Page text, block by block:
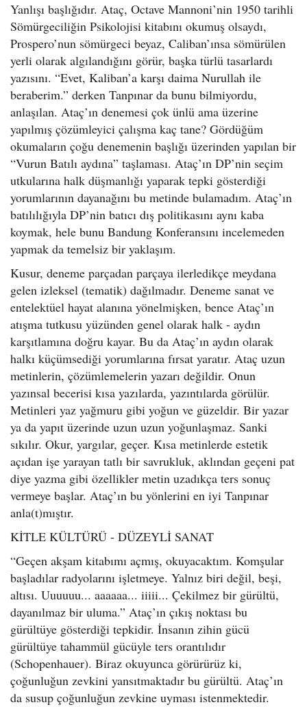
Yanlışı başlığıdır. Ataç, Octave Mannoni’nin 1950 tarihli
Sömürgeciliğin Psikolojisi kitabını okumuş olsaydı,
Prospero’nun sömürgeci beyaz, Caliban’ınsa sömürülen
yerli olarak algılandığını görür, başka türlü tasarlardı
yazısını. “Evet, Kaliban’a karşı daima Nurullah ile
beraberim.” derken Tanpınar da bunu bilmiyordu,
anlaşılan. Ataç’ın denemesi çok ünlü ama üzerine
yapılmış çözümleyici çalışma kaç tane? Gördüğüm
okumaların çoğu denemenin başlığı üzerinden yapılan bir
“Vurun Batılı aydına” taşlaması. Ataç’ın DP’nin seçim
utkularına halk düşmanlığı yaparak tepki gösterdiği
yorumlarının dayanağını bu metinde bulamadım. Ataç’ın
batılılığıyla DP’nin batıcı dış politikasını aynı kaba
koymak, hele bunu Bandung Konferansını incelemeden
yapmak da temelsiz bir yaklaşım.
Kusur, deneme parçadan parçaya ilerledikçe meydana
gelen izleksel (tematik) dağılmadır. Deneme sanat ve
entelektüel hayat alanına yönelmişken, bence Ataç’ın
atışma tutkusu yüzünden genel olarak halk - aydın
karşıtlamına doğru kayar. Bu da Ataç’ın aydın olarak
halkı küçümsediği yorumlarına fırsat yaratır. Ataç uzun
metinlerin, çözümlemelerin yazarı değildir. Onun
yazınsal becerisi kısa yazılarda, yazıntılarda görülür.
Metinleri yaz yağmuru gibi yoğun ve güzeldir. Bir yazar
ya da yapıt üzerinde uzun uzun yoğunlaşmaz. Sanki
sıkılır. Okur, yargılar, geçer. Kısa metinlerde estetik
açıdan işe yarayan tatlı bir savrukluk, aklından geçeni pat
diye yazma gibi özellikler metin uzadıkça ters sonuç
vermeye başlar. Ataç’ın bu yönlerini en iyi Tanpınar
anla(t)mıştır.
KİTLE KÜLTÜRÜ - DÜZEYLİ SANAT
“Geçen akşam kitabımı açmış, okuyacaktım. Komşular
başladılar radyolarını işletmeye. Yalnız biri değil, beşi,
altısı. Uuuuuu... aaaaaa... iiiii... Çekilmez bir gürültü,
dayanılmaz bir uluma.” Ataç’ın çıkış noktası bu
gürültüye gösterdiği tepkidir. İnsanın zihin gücü
gürültüye tahammül gücüyle ters orantılıdır
(Schopenhauer). Biraz okuyunca görürürüz ki,
çoğunluğun zevkini yansıtmaktadır bu gürültü. Ataç’ın
da susup çoğunluğun zevkine uyması istenmektedir.